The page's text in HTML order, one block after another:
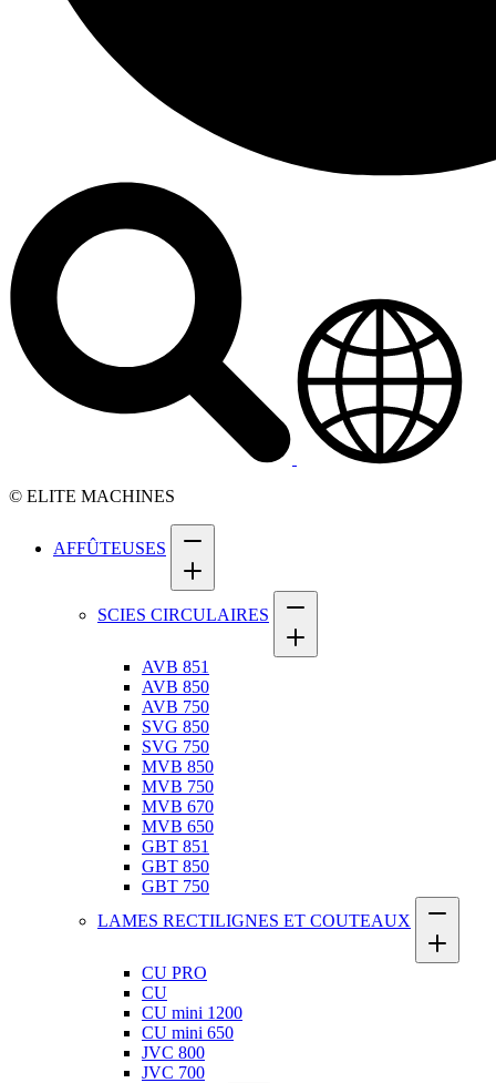
© ELITE MACHINES
AFFÛTEUSES
SCIES CIRCULAIRES
AVB 851
AVB 850
AVB 750
SVG 850
SVG 750
MVB 850
MVB 750
MVB 670
MVB 650
GBT 851
GBT 850
GBT 750
LAMES RECTILIGNES ET COUTEAUX
CU PRO
CU
CU mini 1200
CU mini 650
JVC 800
JVC 700